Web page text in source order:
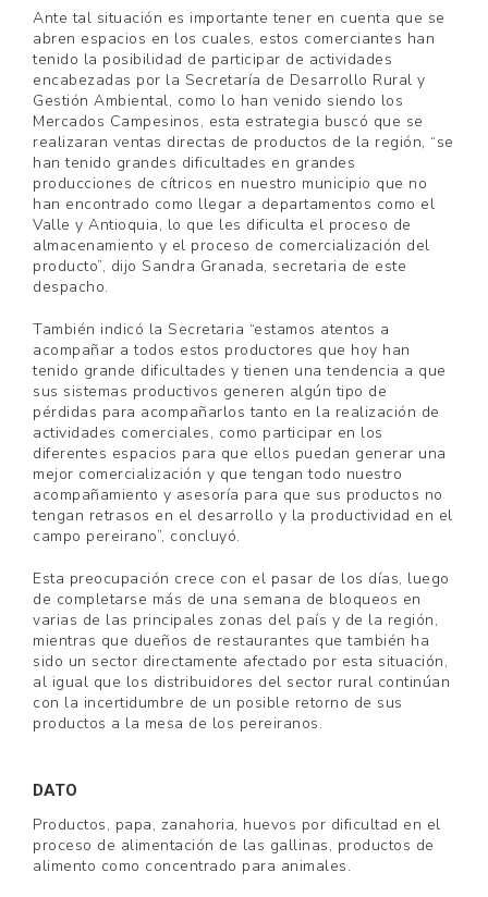
Ante tal situación es importante tener en cuenta que se
abren espacios en los cuales, estos comerciantes han
tenido la posibilidad de participar de actividades
encabezadas por la Secretaría de Desarrollo Rural y
Gestión Ambiental, como lo han venido siendo los
Mercados Campesinos, esta estrategia buscó que se
realizaran ventas directas de productos de la región, “se
han tenido grandes dificultades en grandes
producciones de cítricos en nuestro municipio que no
han encontrado como llegar a departamentos como el
Valle y Antioquia, lo que les dificulta el proceso de
almacenamiento y el proceso de comercialización del
producto”, dijo Sandra Granada, secretaria de este
despacho.
También indicó la Secretaria “estamos atentos a
acompañar a todos estos productores que hoy han
tenido grande dificultades y tienen una tendencia a que
sus sistemas productivos generen algún tipo de
pérdidas para acompañarlos tanto en la realización de
actividades comerciales, como participar en los
diferentes espacios para que ellos puedan generar una
mejor comercialización y que tengan todo nuestro
acompañamiento y asesoría para que sus productos no
tengan retrasos en el desarrollo y la productividad en el
campo pereirano”, concluyó.
Esta preocupación crece con el pasar de los días, luego
de completarse más de una semana de bloqueos en
varias de las principales zonas del país y de la región,
mientras que dueños de restaurantes que también ha
sido un sector directamente afectado por esta situación,
al igual que los distribuidores del sector rural continúan
con la incertidumbre de un posible retorno de sus
productos a la mesa de los pereiranos.
DATO
Productos, papa, zanahoria, huevos por dificultad en el
proceso de alimentación de las gallinas, productos de
alimento como concentrado para animales.